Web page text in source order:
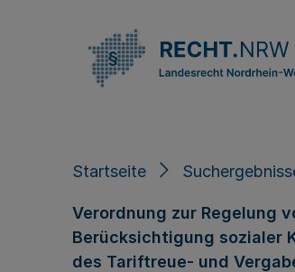
Startseite
Verordnung zur Regelung
Berücksichtigung sozialer
des Tariftreue- und